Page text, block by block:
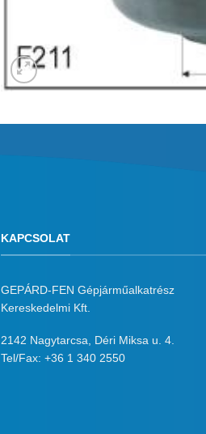
KAPCSOLAT
GEPÁRD-FEN Gépjárműalkatrész
Kereskedelmi Kft.
2142 Nagytarcsa, Déri Miksa u. 4.
Tel/Fax: +36 1 340 2550